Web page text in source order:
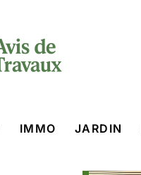
IMMO JARDIN